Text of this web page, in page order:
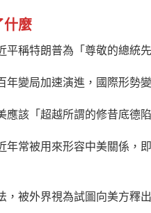
什麼
平稱特朗普為「尊敬的總統
年變局加速演進，國際形勢
應該「超越所謂的修昔底德
年常被用來形容中美關係
，被外界視為試圖向美方釋